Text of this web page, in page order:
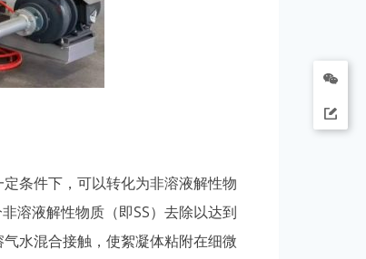
条件下，可以转化为非溶液解性物
溶液解性物质（即SS）去除以达到
水混合接触，使絮凝体粘附在细微